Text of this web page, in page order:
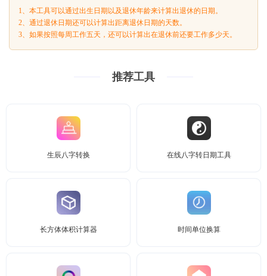
1、本工具可以通过出生日期以及退休年龄来计算出退休的日期。
2、通过退休日期还可以计算出距离退休日期的天数。
3、如果按照每周工作五天，还可以计算出在退休前还要工作多少天。
推荐工具
生辰八字转换 在线八字转日期工具
长方体体积计算器 时间单位换算